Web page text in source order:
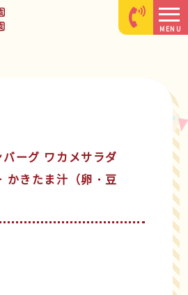
MENU
ーグ ワカメサラダ
かきたま汁（卵・豆